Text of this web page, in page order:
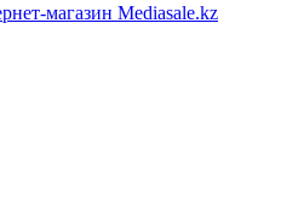
магазин Mediasale.kz